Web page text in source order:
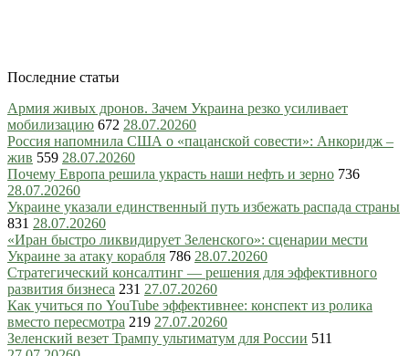
Последние статьи
Армия живых дронов. Зачем Украина резко усиливает
мобилизацию 672 28.07.20260
Россия напомнила США о «пацанской совести»: Анкоридж –
жив 559 28.07.20260
Почему Европа решила украсть наши нефть и зерно 736
28.07.20260
Украине указали единственный путь избежать распада страны
831 28.07.20260
«Иран быстро ликвидирует Зеленского»: сценарии мести
Украине за атаку корабля 786 28.07.20260
Стратегический консалтинг — решения для эффективного
развития бизнеса 231 27.07.20260
Как учиться по YouTube эффективнее: конспект из ролика
вместо пересмотра 219 27.07.20260
Зеленский везет Трампу ультиматум для России 511